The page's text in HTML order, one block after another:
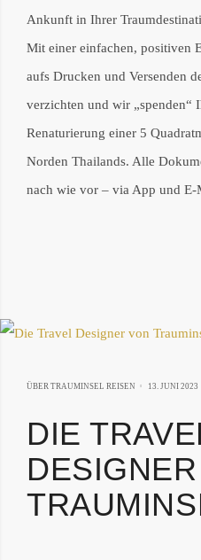
Ankunft in Ihrer
Mit einer einfachen, positiven
aufs Drucken und Versenden
verzichten und wir „spenden“
Renaturierung einer 5
Norden Thailands. Alle
nach wie vor – via App und E-
ÜBER TRAUMINSEL REISEN 13. JUNI 2023
DIE